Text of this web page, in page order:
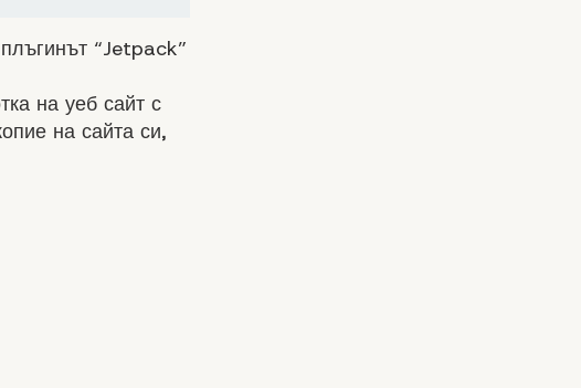
“Jetpack”
на уеб сайт с
на сайта си,